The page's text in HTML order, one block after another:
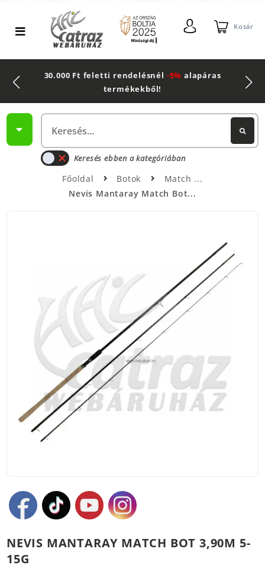
Kosár
30.000 Ft feletti rendelésnél -5% alapáras
termékekből!
Keresés ebben a kategóriában
Főoldal Botok
Match
Nevis Mantaray Match Bot...
NEVIS MANTARAY MATCH BOT 3,90M 5-
15G